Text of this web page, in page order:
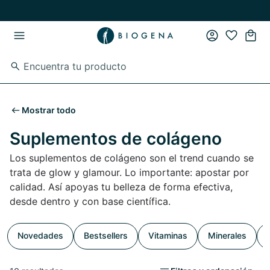
Mostrar todo
Suplementos de colágeno
Los suplementos de colágeno son el trend cuando se
trata de glow y glamour. Lo importante: apostar por
calidad. Así apoyas tu belleza de forma efectiva,
desde dentro y con base científica.
Novedades Bestsellers Vitaminas Minerales